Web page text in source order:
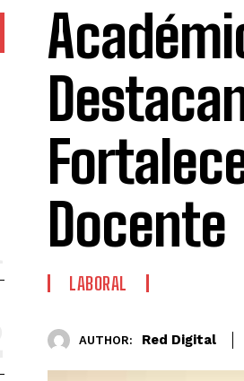
Docente
LABORAL
AUTHOR: Red Digital